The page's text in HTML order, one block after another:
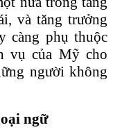
và tăng trưởng
càng phụ thuộc
vụ của Mỹ cho
người không
ngữ